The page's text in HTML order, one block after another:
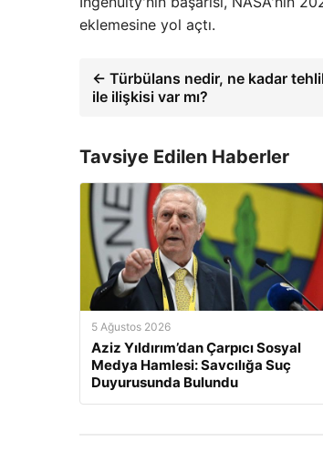
eklemesine yol açtı.
← Türbülans nedir, ne kadar
ile ilişkisi var mı?
Tavsiye Edilen Haberler
5 Ağustos 2026
Aziz Yıldırım’dan Çarpıcı Sosyal
Medya Hamlesi: Savcılığa Suç
Duyurusunda Bulundu